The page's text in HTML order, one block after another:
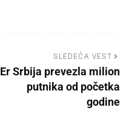
SLEDEĆA VEST
Er Srbija prevezla milion
putnika od početka
godine